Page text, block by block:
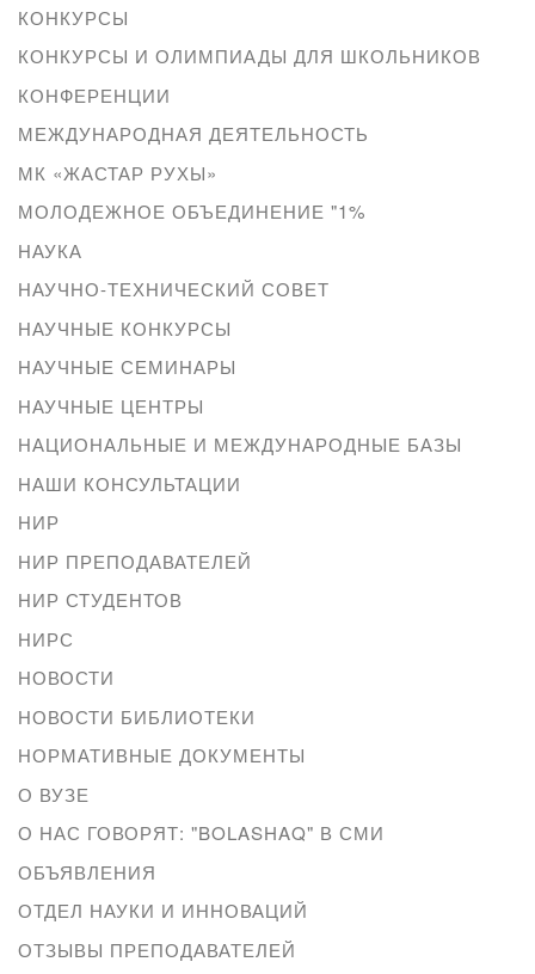
КОНКУРСЫ
КОНКУРСЫ И ОЛИМПИАДЫ ДЛЯ ШКОЛЬНИКОВ
КОНФЕРЕНЦИИ
МЕЖДУНАРОДНАЯ ДЕЯТЕЛЬНОСТЬ
МК «ЖАСТАР РУХЫ»
МОЛОДЕЖНОЕ ОБЪЕДИНЕНИЕ "1%
НАУКА
НАУЧНО-ТЕХНИЧЕСКИЙ СОВЕТ
НАУЧНЫЕ КОНКУРСЫ
НАУЧНЫЕ СЕМИНАРЫ
НАУЧНЫЕ ЦЕНТРЫ
НАЦИОНАЛЬНЫЕ И МЕЖДУНАРОДНЫЕ БАЗЫ
НАШИ КОНСУЛЬТАЦИИ
НИР
НИР ПРЕПОДАВАТЕЛЕЙ
НИР СТУДЕНТОВ
НИРС
НОВОСТИ
НОВОСТИ БИБЛИОТЕКИ
НОРМАТИВНЫЕ ДОКУМЕНТЫ
О ВУЗЕ
О НАС ГОВОРЯТ: "BOLASHAQ" В СМИ
ОБЪЯВЛЕНИЯ
ОТДЕЛ НАУКИ И ИННОВАЦИЙ
ОТЗЫВЫ ПРЕПОДАВАТЕЛЕЙ